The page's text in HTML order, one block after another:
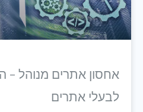
אחסון אתרים מנוהל –
לבעלי אתרים